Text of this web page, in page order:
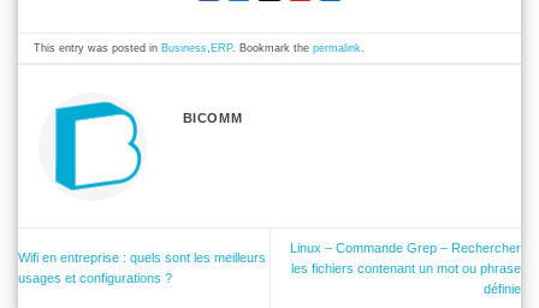
This entry was posted in Business ERP. Bookmark thepermalink
BICOMM
Wifi en entreprise : quels sont les meilleurs
usages et configurations ?
Linux – Commande Grep – Rechercher
les fichiers contenant un mot ou phrase
définie